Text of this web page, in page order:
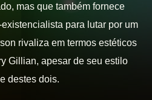
mas que também fornece
para lutar por um
rivaliza em termos estéticos
Gillian, apesar de seu estilo
destes dois.